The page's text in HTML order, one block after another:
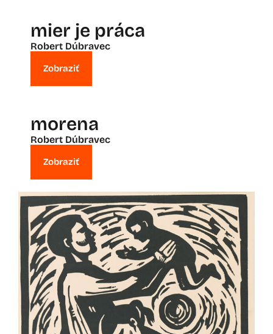
mier je práca
Robert Dúbravec
Zobraziť
morena
Robert Dúbravec
Zobraziť